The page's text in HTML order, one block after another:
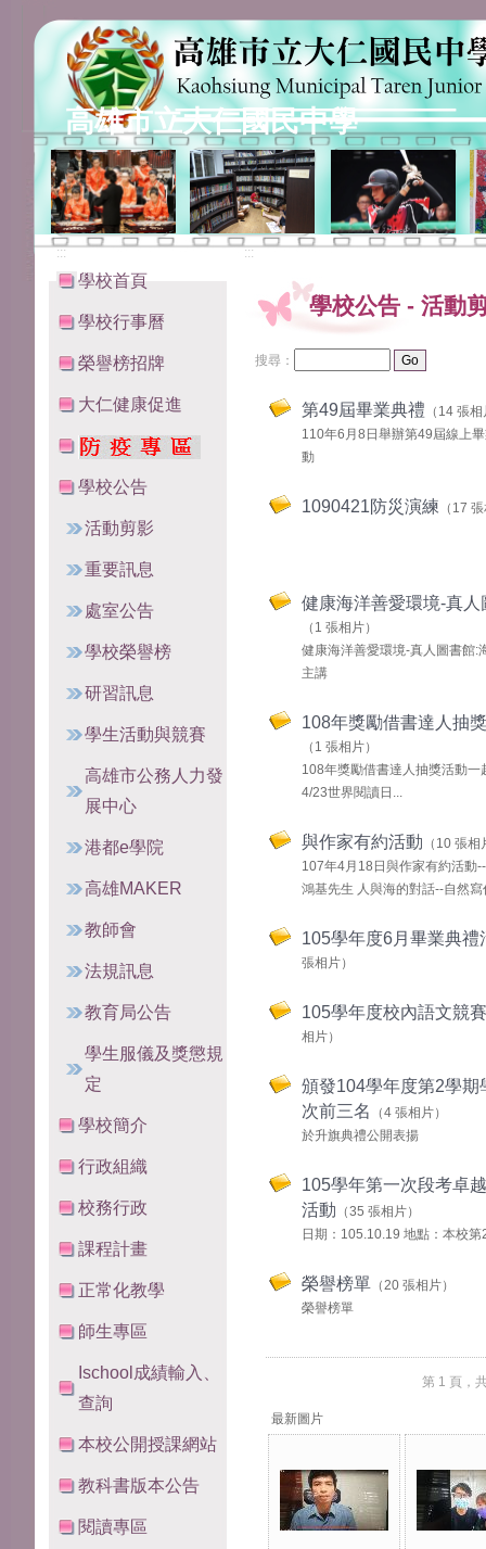
高雄市立大仁國民中學
:::
學校首頁
學校行事曆
榮譽榜招牌
大仁健康促進
學校公告
活動剪影
重要訊息
處室公告
學校榮譽榜
研習訊息
學生活動與競賽
高雄市公務人力發
展中心
港都e學院
高雄MAKER
教師會
法規訊息
教育局公告
學生服儀及獎懲規
定
學校簡介
行政組織
校務行政
課程計畫
正常化教學
師生專區
Ischool成績輸入、
查詢
本校公開授課網站
教科書版本公告
閱讀專區
:::
學校公告 - 活動
搜尋：
第49屆畢業典禮 （14 張
110年6月8日舉辦第49屆線上
動
1090421防災演練 （17
健康海洋善愛環境-真人
（1 張相片）
健康海洋善愛環境-真人圖書館:
主講
108年獎勵借書達人抽
（1 張相片）
108年獎勵借書達人抽獎活動一
4/23世界閱讀日...
與作家有約活動 （10 張相
107年4月18日與作家有約活動
鴻基先生 人與海的對話--自然寫
105學年度6月畢業典禮
張相片）
105學年度校內語文競賽
相片）
頒發104學年度第2學期
次前三名
（4 張相片）
於升旗典禮公開表揚
105學年第一次段考卓
活動 （35 張相片）
日期：105.10.19 地點：本校第
榮譽榜單 （20 張相片）
榮譽榜單
第 1 頁，
最新圖片